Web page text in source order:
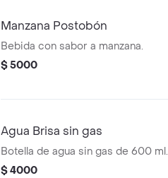
Manzana Postobón
Bebida con sabor a manzana.
$ 5000
Agua Brisa sin gas
Botella de agua sin gas de 600 ml.
$ 4000